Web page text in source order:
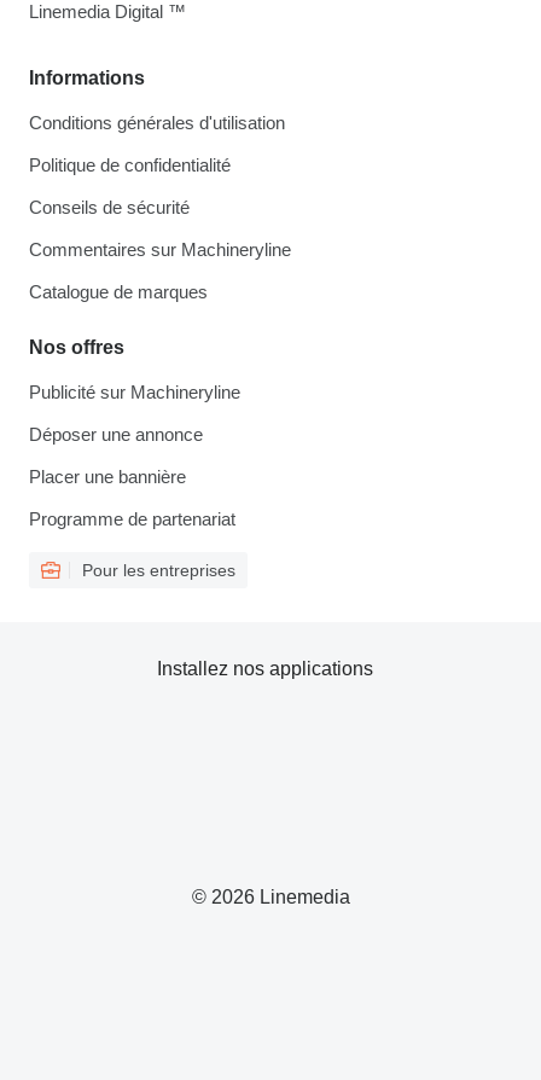
Informations
Conditions générales d'utilisation
Politique de confidentialité
Conseils de sécurité
Commentaires sur Machineryline
Catalogue de marques
Nos offres
Publicité sur Machineryline
Déposer une annonce
Placer une bannière
Programme de partenariat
Pour les entreprises
Linemedia Digital ™
© 2026 Linemedia
Installez nos applications